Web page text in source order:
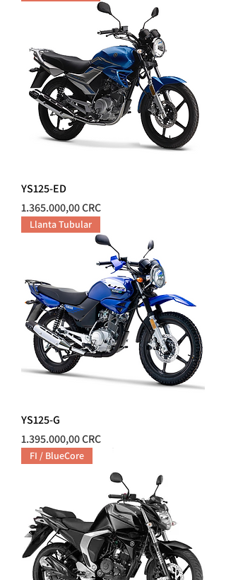
YS125-ED
Precio
1.365.000,00 CRC
Llanta Tubular
YS125-G
Precio
1.395.000,00 CRC
FI / BlueCore